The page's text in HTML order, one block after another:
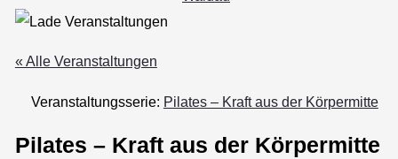
« Alle Veranstaltungen
Veranstaltungsserie: Pilates – Kraft aus der Körpermitte
Pilates – Kraft aus der Körpermitte